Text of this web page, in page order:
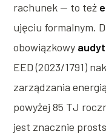
rachunek — to też
ujęciu formalnym.
obowiązkowy
EED (2023/1791)
zarządzania
powyżej 85 TJ
jest znacznie